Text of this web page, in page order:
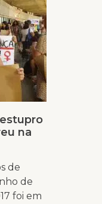
na
de
de
foi em